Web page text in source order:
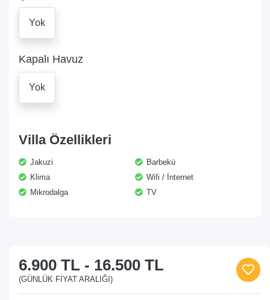
Yok
Kapalı Havuz
Yok
Villa Özellikleri
Jakuzi
Barbekü
Klima
Wifi / İnternet
Mikrodalga
TV
6.900 TL - 16.500 TL
(GÜNLÜK FIYAT ARALIĞI)